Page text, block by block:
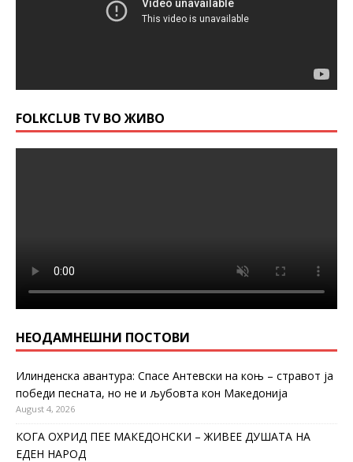
FOLKCLUB TV ВО ЖИВО
НЕОДАМНЕШНИ ПОСТОВИ
Илинденска авантура: Спасе Антевски на коњ – стравот ја
победи песната, но не и љубовта кон Македонија
August 4, 2026
КОГА ОХРИД ПЕЕ МАКЕДОНСКИ – ЖИВЕЕ ДУШАТА НА
ЕДЕН НАРОД